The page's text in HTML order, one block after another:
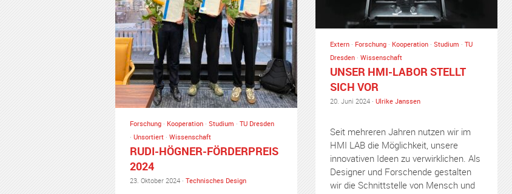
Forschung· Kooperation· Studium · TU Dresden
· Unsortiert· Wissenschaft
RUDI-HÖGNER-FÖRDERPREIS
2024
23. Oktober 2024 · Technisches Design
Extern· Forschung· Kooperation· Studium · TU
Dresden· Wissenschaft
UNSER HMI-LABOR STELLT
SICH VOR
20. Juni 2024 · Ulrike Janssen
Seit mehreren Jahren nutzen wir im
HMI LAB die Möglichkeit, unsere
innovativen Ideen zu verwirklichen. Als
Designer und Forschende gestalten
wir die Schnittstelle von Mensch und